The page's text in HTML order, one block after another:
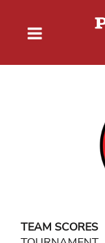
TEAM SCORES